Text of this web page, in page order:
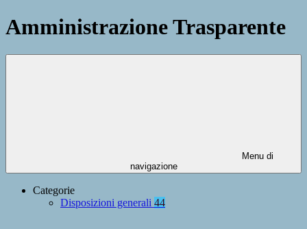
Amministrazione Trasparente
Menu di
navigazione
Categorie
Disposizioni generali 44